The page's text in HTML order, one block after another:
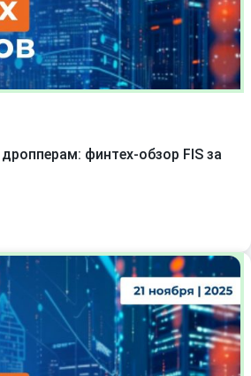
финтех-обзор FIS за